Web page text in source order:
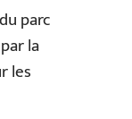
parc
la
les